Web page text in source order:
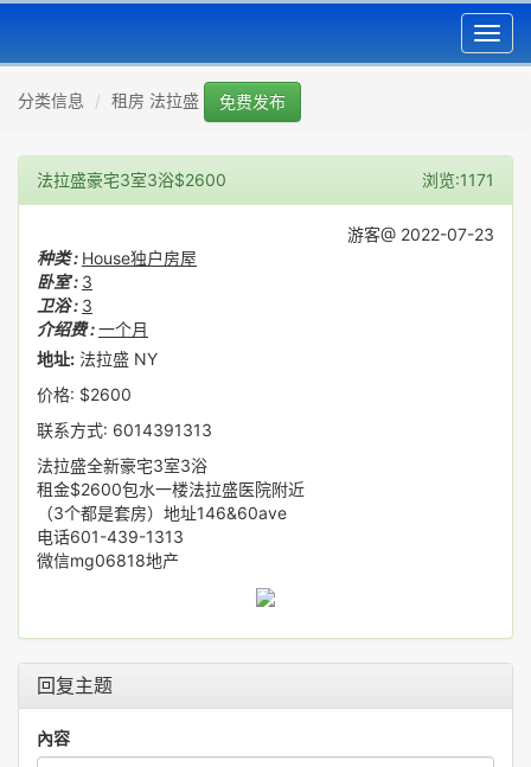
分类信息 租房 法拉盛 免费发布
法拉盛豪宅3室3浴$2600 浏览:1171
游客@ 2022-07-23
种类 : House独户房屋
卧室 : 3
卫浴 : 3
介绍费 :一个月
地址: 法拉盛 NY
价格: $2600
联系方式: 6014391313
法拉盛全新豪宅3室3浴
租金$2600包水一楼法拉盛医院附近
（3个都是套房）地址146&60ave
电话601-439-1313
微信mg06818地产
回复主题
內容